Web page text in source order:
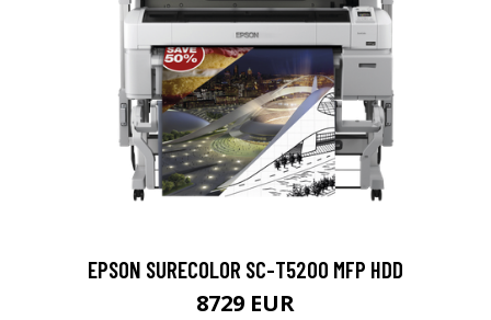
EPSON SURECOLOR SC-T5200 MFP HDD
8729 EUR